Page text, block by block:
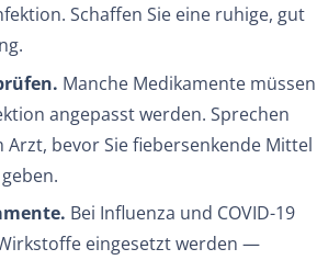
Schaffen Sie eine ruhige, gut
Manche Medikamente müssen
angepasst werden. Sprechen
bevor Sie fiebersenkende Mittel
Bei Influenza und COVID-19
eingesetzt werden —